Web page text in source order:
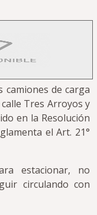
camiones de carga
Tres Arroyos y
en la Resolución
el Art. 21°
estacionar, no
circulando con